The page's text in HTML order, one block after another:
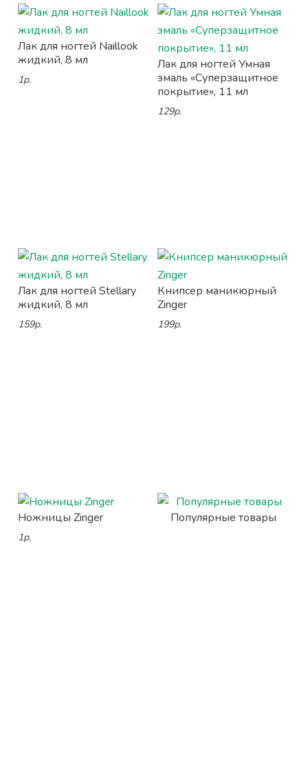
Лак для ногтей Naillook
жидкий, 8 мл
1р.
Лак для ногтей Умная
эмаль «Суперзащитное
покрытие», 11 мл
129р.
Лак для ногтей Stellary
жидкий, 8 мл
159р.
Книпсер маникюрный
Zinger
199р.
Ножницы Zinger
1р.
Популярные товары